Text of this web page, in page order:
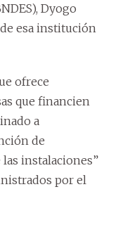
Dyogo
esa institución
ofrece
que financien
a
de
instalaciones”
por el